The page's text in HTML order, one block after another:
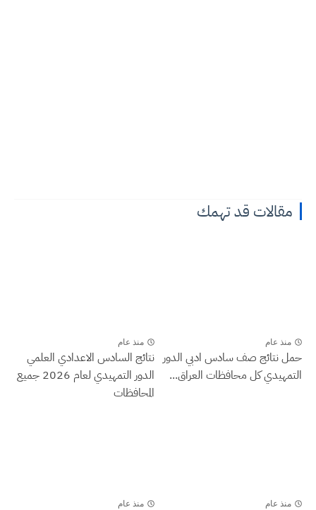
مقالات قد تهمك
منذ عام
حمل نتائج صف سادس ادبي الدور
التمهيدي كل محافظات العراق...
منذ عام
نتائج السادس الاعدادي العلمي
الدور التمهيدي لعام 2026 جميع
المحافظات
منذ عام منذ عام